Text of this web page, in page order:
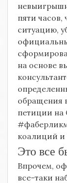
пяти часов,
ситуацию,
на основе
обращения
петиции на
коалиций и
Это все
Впрочем,
все-таки